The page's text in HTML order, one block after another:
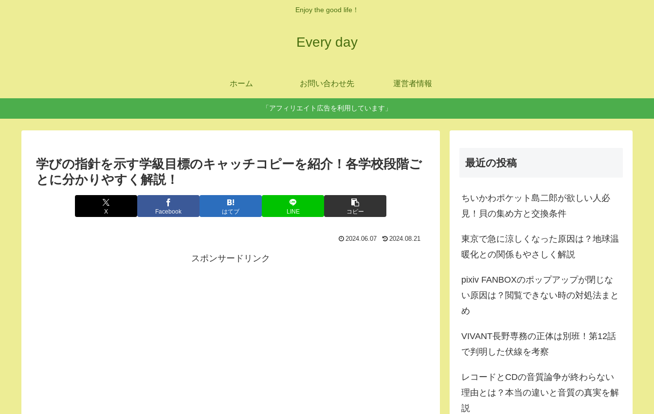
Enjoy the good life！
Every day
ホーム お問い合わせ先 運営者情報
「アフィリエイト広告を利用しています」
学びの指針を示す学級目標のキャッチコピーを紹介！各学校段階ご
とに分かりやすく解説！
X Facebook はてブ LINE コピー
2024.06.07 2024.08.21
スポンサードリンク
最近の投稿
ちいかわポケット島二郎が欲しい人必
見！貝の集め方と交換条件
東京で急に涼しくなった原因は？地球温
暖化との関係もやさしく解説
pixiv FANBOXのポップアップが閉じな
い原因は？閲覧できない時の対処法まと
め
VIVANT長野専務の正体は別班！第12話
で判明した伏線を考察
レコードとCDの音質論争が終わらない
理由とは？本当の違いと音質の真実を解
説